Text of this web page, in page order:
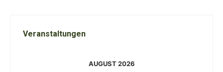
Veranstaltungen
AUGUST 2026